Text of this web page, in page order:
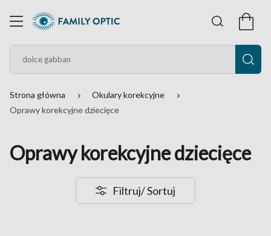
Strona główna
Okulary korekcyjne
Oprawy korekcyjne dziecięce
Oprawy korekcyjne dziecięce
Filtruj/ Sortuj